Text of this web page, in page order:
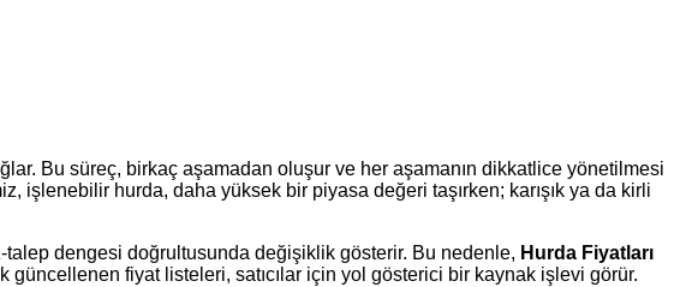
Bu süreç, birkaç aşamadan oluşur ve her aşamanın dikkatlice yönetilmesi
işlenebilir hurda, daha yüksek bir piyasa değeri taşırken; karışık ya da kirli
talep dengesi doğrultusunda değişiklik gösterir. Bu nedenle, Hurda Fiyatları
güncellenen fiyat listeleri, satıcılar için yol gösterici bir kaynak işlevi görür.